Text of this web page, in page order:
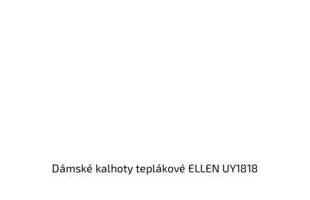
Dámské kalhoty teplákové ELLEN UY1818